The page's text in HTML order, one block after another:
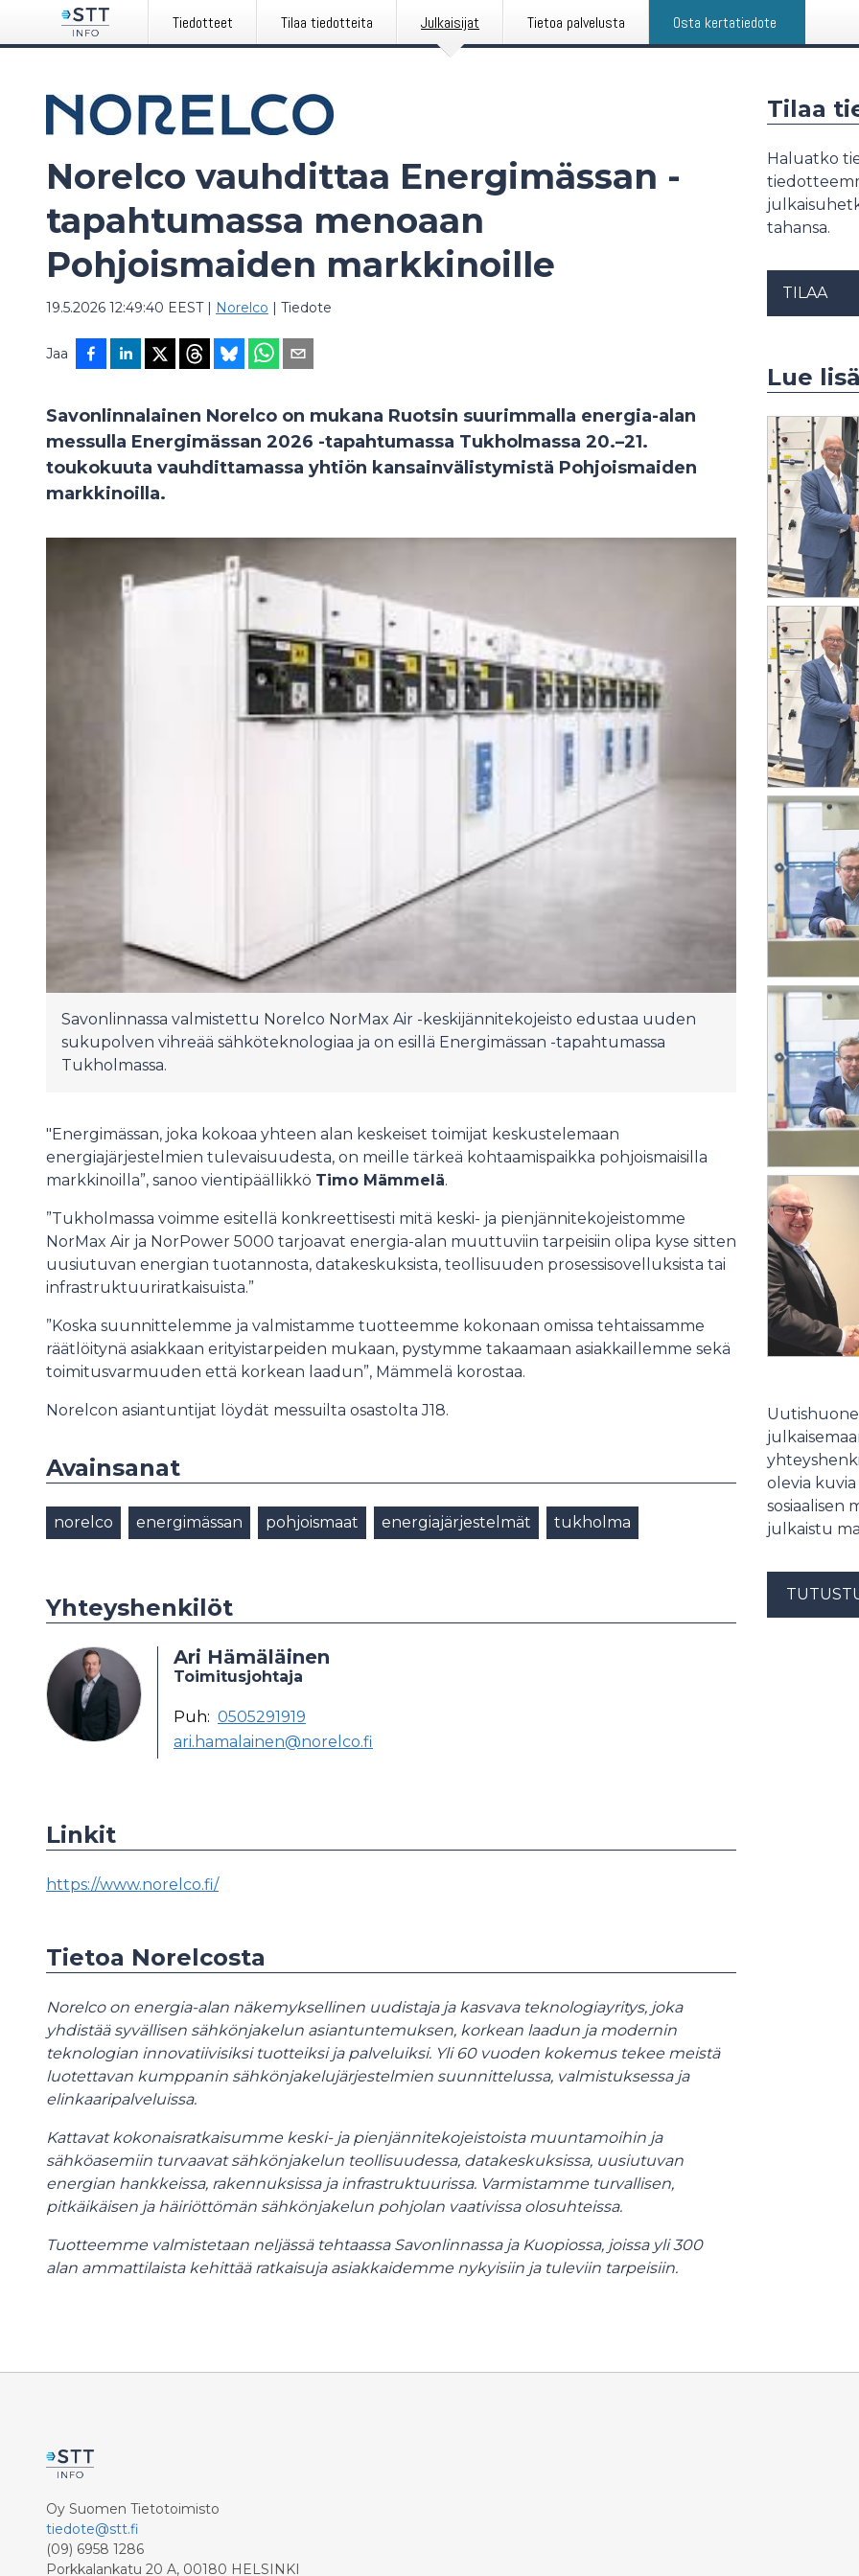
Tiedotteet Tilaa tiedotteita Julkaisijat Tietoa palvelusta Osta kertatiedote
Norelco vauhdittaa Energimässan -
tapahtumassa menoaan
Pohjoismaiden markkinoille
19.5.2026 12:49:40 EEST| Norelco | Tiedote
Jaa
Savonlinnalainen Norelco on mukana Ruotsin suurimmalla energia-alan
messulla Energimässan 2026 -tapahtumassa Tukholmassa 20.–21.
toukokuuta vauhdittamassa yhtiön kansainvälistymistä Pohjoismaiden
markkinoilla.
Savonlinnassa valmistettu Norelco NorMax Air -keskijännitekojeisto edustaa uuden
sukupolven vihreää sähköteknologiaa ja on esillä Energimässan -tapahtumassa
Tukholmassa.
"Energimässan, joka kokoaa yhteen alan keskeiset toimijat keskustelemaan
energiajärjestelmien tulevaisuudesta, on meille tärkeä kohtaamispaikka pohjoismaisilla
markkinoilla”, sanoo vientipäällikkö Timo Mämmelä.
”Tukholmassa voimme esitellä konkreettisesti mitä keski- ja pienjännitekojeistomme
NorMax Air ja NorPower 5000 tarjoavat energia-alan muuttuviin tarpeisiin olipa kyse sitten
uusiutuvan energian tuotannosta, datakeskuksista, teollisuuden prosessisovelluksista tai
infrastruktuuriratkaisuista.”
”Koska suunnittelemme ja valmistamme tuotteemme kokonaan omissa tehtaissamme
räätlöitynä asiakkaan erityistarpeiden mukaan, pystymme takaamaan asiakkaillemme sekä
toimitusvarmuuden että korkean laadun”, Mämmelä korostaa.
Norelcon asiantuntijat löydät messuilta osastolta J18.
Avainsanat
norelco energimässan pohjoismaat energiajärjestelmät tukholma
Yhteyshenkilöt
Ari Hämäläinen
Toimitusjohtaja
Puh: 0505291919
ari.hamalainen@norelco.fi
Linkit
https://www.norelco.fi/
Tietoa Norelcosta
Norelco on energia-alan näkemyksellinen uudistaja ja kasvava teknologiayritys, joka
yhdistää syvällisen sähkönjakelun asiantuntemuksen, korkean laadun ja modernin
teknologian innovatiivisiksi tuotteiksi ja palveluiksi. Yli 60 vuoden kokemus tekee meistä
luotettavan kumppanin sähkönjakelujärjestelmien suunnittelussa, valmistuksessa ja
elinkaaripalveluissa.
Kattavat kokonaisratkaisumme keski- ja pienjännitekojeistoista muuntamoihin ja
sähköasemiin turvaavat sähkönjakelun teollisuudessa, datakeskuksissa, uusiutuvan
energian hankkeissa, rakennuksissa ja infrastruktuurissa. Varmistamme turvallisen,
pitkäikäisen ja häiriöttömän sähkönjakelun pohjolan vaativissa olosuhteissa.
Tuotteemme valmistetaan neljässä tehtaassa Savonlinnassa ja Kuopiossa, joissa yli 300
alan ammattilaista kehittää ratkaisuja asiakkaidemme nykyisiin ja tuleviin tarpeisiin.
Tilaa
Haluatko
tahansa.
TILAA
Lue
olevia
sosiaalisen
julkaistu
Oy Suomen Tietotoimisto
tiedote@stt.fi
(09) 6958 1286
Porkkalankatu 20 A, 00180 HELSINKI